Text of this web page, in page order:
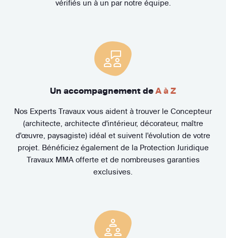
vérifiés un à un par notre équipe.
Un accompagnement de A à Z
Nos Experts Travaux vous aident à trouver le Concepteur
(architecte, architecte d'intérieur, décorateur, maître
d'œuvre, paysagiste) idéal et suivent l'évolution de votre
projet. Bénéficiez également de la Protection Juridique
Travaux MMA offerte et de nombreuses garanties
exclusives.